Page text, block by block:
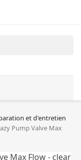
et d'entretien
Pump Valve Max